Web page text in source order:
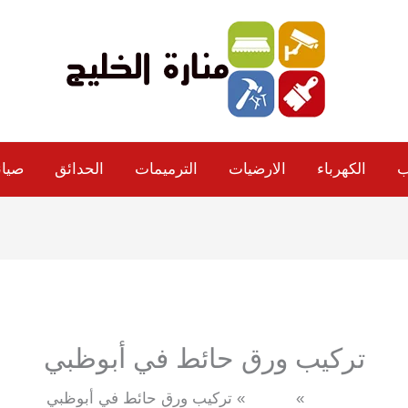
الكهرباء الارضيات الترميمات الحدائق
تركيب ورق حائط في أبوظبي
تركيب ورق حائط في أبوظبي